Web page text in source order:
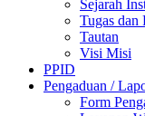
Sejarah
Tugas dan
Tautan
Visi Misi
PPID
Pengaduan /
Form